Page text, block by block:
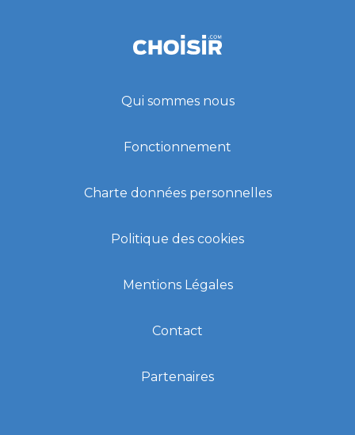
Qui sommes nous
Fonctionnement
Charte données personnelles
Politique des cookies
Mentions Légales
Contact
Partenaires